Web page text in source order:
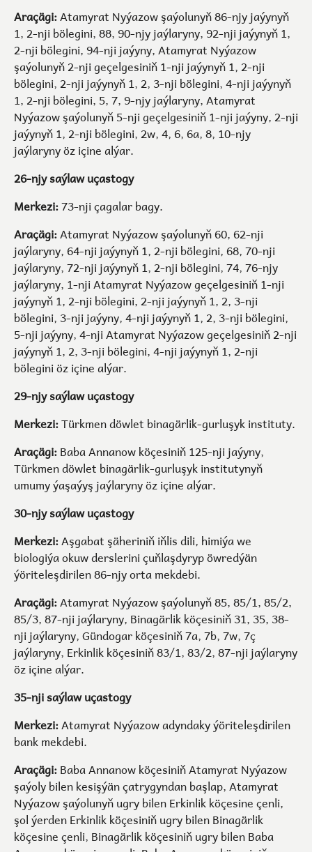
Araçägi:Atamyrat Nyýazow şaýolunyň 86-njy jaýynyň
1, 2-nji bölegini, 88, 90-njy jaýlaryny, 92-nji jaýynyň 1,
2-nji bölegini, 94-nji jaýyny, Atamyrat Nyýazow
şaýolunyň 2-nji geçelgesiniň 1-nji jaýynyň 1, 2-nji
bölegini, 2-nji jaýynyň 1, 2, 3-nji bölegini, 4-nji jaýynyň
1, 2-nji bölegini, 5, 7, 9-njy jaýlaryny, Atamyrat
Nyýazow şaýolunyň 5-nji geçelgesiniň 1-nji jaýyny, 2-nji
jaýynyň 1, 2-nji bölegini, 2w, 4, 6, 6a, 8, 10-njy
jaýlaryny öz içine alýar.
26-njy saýlaw uçastogy
Merkezi:73-nji çagalar bagy.
Araçägi:Atamyrat Nyýazow şaýolunyň 60, 62-nji
jaýlaryny, 64-nji jaýynyň 1, 2-nji bölegini, 68, 70-nji
jaýlaryny, 72-nji jaýynyň 1, 2-nji bölegini, 74, 76-njy
jaýlaryny, 1-nji Atamyrat Nyýazow geçelgesiniň 1-nji
jaýynyň 1, 2-nji bölegini, 2-nji jaýynyň 1, 2, 3-nji
bölegini, 3-nji jaýyny, 4-nji jaýynyň 1, 2, 3-nji bölegini,
5-nji jaýyny, 4-nji Atamyrat Nyýazow geçelgesiniň 2-nji
jaýynyň 1, 2, 3-nji bölegini, 4-nji jaýynyň 1, 2-nji
bölegini öz içine alýar.
29-njy saýlaw uçastogy
Merkezi:Türkmen döwlet binagärlik-gurluşyk instituty.
Araçägi:Baba Annanow köçesiniň 125-nji jaýyny,
Türkmen döwlet binagärlik-gurluşyk institutynyň
umumy ýaşaýyş jaýlaryny öz içine alýar.
30-njy saýlaw uçastogy
Merkezi:Aşgabat şäheriniň iňlis dili, himiýa we
biologiýa okuw derslerini çuňlaşdyryp öwredýän
ýöriteleşdirilen 86-njy orta mekdebi.
Araçägi:Atamyrat Nyýazow şaýolunyň 85, 85/1, 85/2,
85/3, 87-nji jaýlaryny, Binagärlik köçesiniň 31, 35, 38-
nji jaýlaryny, Gündogar köçesiniň 7a, 7b, 7w, 7ç
jaýlaryny, Erkinlik köçesiniň 83/1, 83/2, 87-nji jaýlaryny
öz içine alýar.
35-nji saýlaw uçastogy
Merkezi:Atamyrat Nyýazow adyndaky ýöriteleşdirilen
bank mekdebi.
Araçägi:Baba Annanow köçesiniň Atamyrat Nyýazow
şaýoly bilen kesişýän çatrygyndan başlap, Atamyrat
Nyýazow şaýolunyň ugry bilen Erkinlik köçesine çenli,
şol ýerden Erkinlik köçesiniň ugry bilen Binagärlik
köçesine çenli, Binagärlik köçesiniň ugry bilen Baba